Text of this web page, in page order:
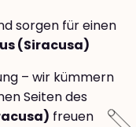
sorgen für einen
(Siracusa)
– wir kümmern
Seiten des
freuen